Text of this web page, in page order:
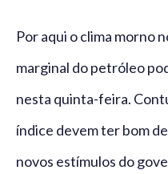
Por aqui o clima morno
marginal do petróleo
nesta quinta-feira.
índice devem ter bom
novos estímulos do